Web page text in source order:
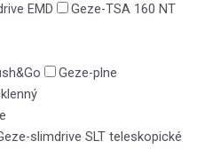
EMD
Geze-TSA 160 NT
Geze-plne
slimdrive SLT teleskopické